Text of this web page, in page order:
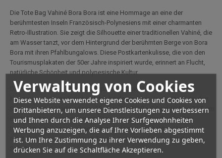
Verwaltung von Cookies
Diese Website verwendet eigene Cookies und Cookies von
Drittanbietern, um unsere Dienstleistungen zu verbessern
und Ihnen durch die Analyse Ihrer Surfgewohnheiten
Werbung anzuzeigen, die auf Ihre Vorlieben abgestimmt
ist. Um Ihre Zustimmung zu ihrer Verwendung zu geben,
drücken Sie auf die Schaltfläche Akzeptieren.
Die Tote Bag Vahiné Bora Bora ist eine Hommage an eine der
berühmtesten Inseln Französisch-Polynesiens mit einer charmanten
Retro-Illustration. Sie zeigt die Silhouette einer traditionellen Vahiné, die
am Wasser tanzt, vor dem Hintergrund der berühmten Berge von Bora
Bora mit ihren Pfahlbungalows. Diese Postkartenkulisse, die von den
Tourismusplakaten der 50er Jahre inspiriert wurde, erinnert an Flucht,
natürliche Schönheit und polynesische Kultur.
Diese Tote Bag aus leichter, strapazierfähiger Baumwolle ist so
konzipiert, dass sie Sie überall hin begleiten kann: in die Stadt, an den
Strand, auf den Markt oder auf Reisen. Die Maße (39 cm Höhe x 33,5 cm
Breite) bieten einen bequemen Stauraum, in dem Sie Ihre Sachen
transportieren können, ohne sich zu belasten. Die breiten Henkel
ermöglichen ein angenehmes Tragen in der Hand oder über der
Schulter.